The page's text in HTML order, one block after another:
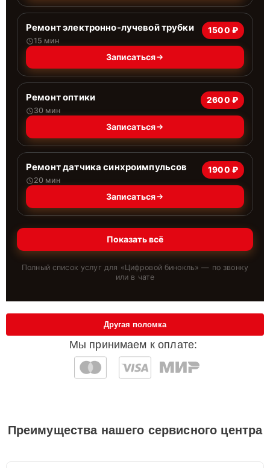
Ремонт электронно-лучевой трубки
15 мин
1500 ₽
Записаться
Ремонт оптики
30 мин
2600 ₽
Записаться
Ремонт датчика синхроимпульсов
20 мин
1900 ₽
Записаться
Показать всё
Полный список услуг для «Цифровой бинокль» — по звонку
или в чате
Мы принимаем к оплате:
Другая поломка
Преимущества нашего сервисного центра